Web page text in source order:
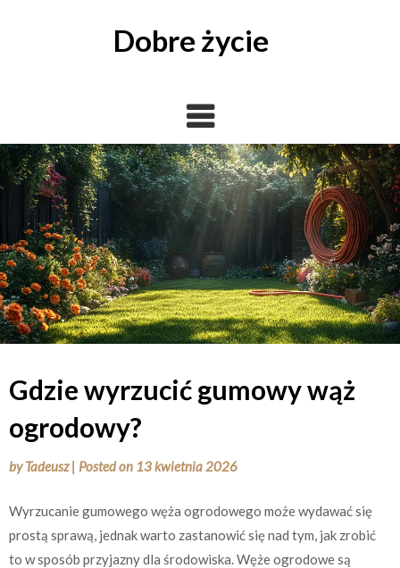
Dobre życie
Gdzie wyrzucić gumowy wąż
ogrodowy?
byTadeusz | Posted on 13 kwietnia 2026
Wyrzucanie gumowego węża ogrodowego może wydawać się
prostą sprawą, jednak warto zastanowić się nad tym, jak zrobić
to w sposób przyjazny dla środowiska. Węże ogrodowe są